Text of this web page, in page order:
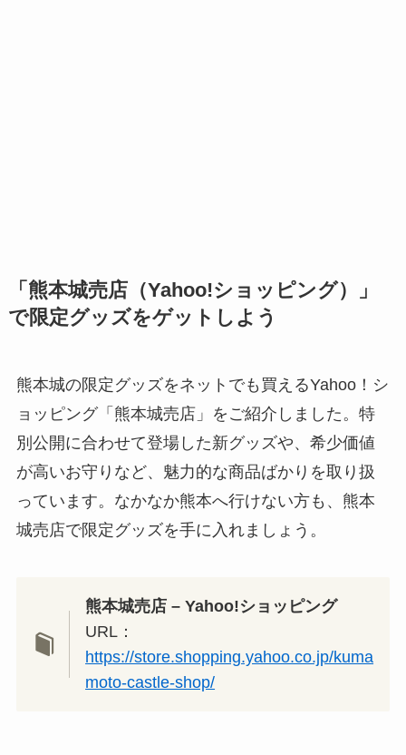
「熊本城売店（Yahoo!ショッピング）」
で限定グッズをゲットしよう
熊本城の限定グッズをネットでも買えるYahoo！シ
ョッピング「熊本城売店」をご紹介しました。特
別公開に合わせて登場した新グッズや、希少価値
が高いお守りなど、魅力的な商品ばかりを取り扱
っています。なかなか熊本へ行けない方も、熊本
城売店で限定グッズを手に入れましょう。
熊本城売店 – Yahoo!ショッピング
URL：
https://store.shopping.yahoo.co.jp/kuma
moto-castle-shop/